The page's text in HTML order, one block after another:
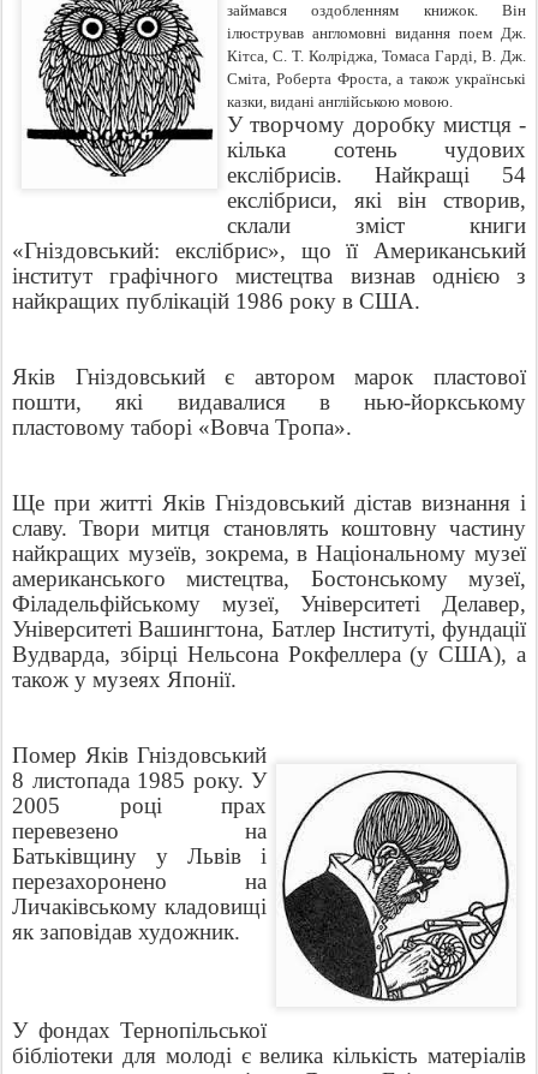
займався оздобленням книжок. Він
ілюстрував англомовні видання поем Дж.
Кітса, С. Т. Колріджа, Томаса Гарді, В. Дж.
Сміта, Роберта Фроста, а також українські
казки, видані англійською мовою.
У творчому доробку мистця -
кілька сотень чудових
екслібрисів. Найкращі 54
екслібриси, які він створив,
склали зміст книги
«Гніздовський: екслібрис», що її Американський
інститут графічного мистецтва визнав однією з
найкращих публікацій 1986 року в США.
Яків Гніздовський є автором марок пластової
пошти, які видавалися в нью-йоркському
пластовому таборі «Вовча Тропа».
Ще при житті Яків Гніздовський дістав визнання і
славу. Твори митця становлять коштовну частину
найкращих музеїв, зокрема, в Національному музеї
американського мистецтва, Бостонському музеї,
Філадельфійському музеї, Університеті Делавер,
Університеті Вашингтона, Батлер Інституті, фундації
Вудварда, збірці Нельсона Рокфеллера (у США), а
також у музеях Японії.
Помер Яків Гніздовський
8 листопада 1985 року. У
2005 році прах
перевезено на
Батьківщину у Львів і
перезахоронено на
Личаківському кладовищі
як заповідав художник.
У фондах Тернопільської
бібліотеки для молоді є велика кількість матеріалів